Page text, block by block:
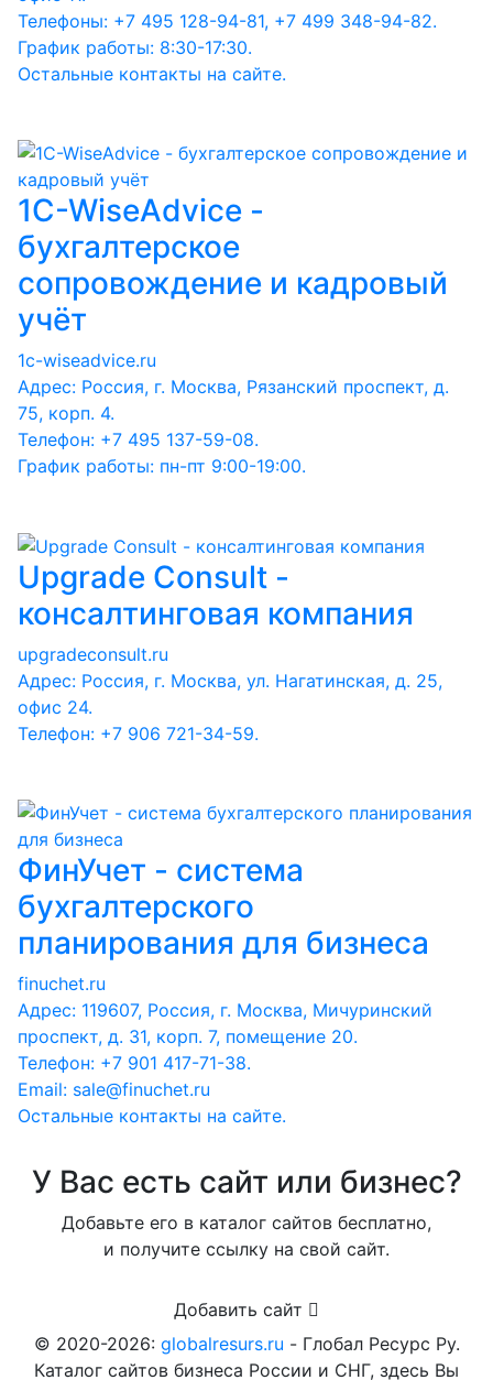
Телефоны: +7 495 128-94-81, +7 499 348-94-82.
График работы: 8:30-17:30.
Остальные контакты на сайте.
1C-WiseAdvice -
бухгалтерское
сопровождение и кадровый
учёт
1c-wiseadvice.ru
Адрес: Россия, г. Москва, Рязанский проспект, д.
75, корп. 4.
Телефон: +7 495 137-59-08.
График работы: пн-пт 9:00-19:00.
Upgrade Consult -
консалтинговая компания
upgradeconsult.ru
Адрес: Россия, г. Москва, ул. Нагатинская, д. 25,
офис 24.
Телефон: +7 906 721-34-59.
ФинУчет - система
бухгалтерского
планирования для бизнеса
finuchet.ru
Адрес: 119607, Россия, г. Москва, Мичуринский
проспект, д. 31, корп. 7, помещение 20.
Телефон: +7 901 417-71-38.
Email: sale@finuchet.ru
Остальные контакты на сайте.
У Вас есть сайт или бизнес?
Добавьте его в каталог сайтов бесплатно,
и получите ссылку на свой сайт.
Добавить сайт
© 2020-2026: globalresurs.ru - Глобал Ресурс Ру.
Каталог сайтов бизнеса России и СНГ, здесь Вы